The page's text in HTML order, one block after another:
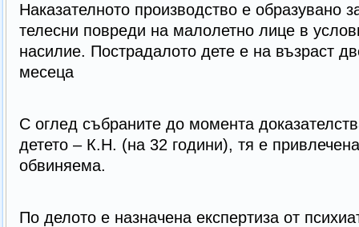
Наказателното производство е образувано
телесни повреди на малолетно лице в
насилие. Пострадалото дете е на възраст
месеца
С оглед събраните до момента
детето – К.Н. (на 32 години), тя е
обвиняема.
По делото е назначена експертиза от